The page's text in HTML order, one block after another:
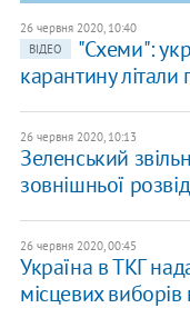
26 червня 2020, 10:40
ВІДЕО
"Схеми":
карантину літали
26 червня 2020, 10:13
Зеленський
зовнішньої
26 червня 2020, 00:45
Україна в ТКГ
місцевих